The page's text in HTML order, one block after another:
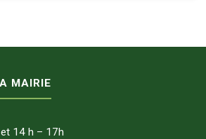
MAIRIE
14 h – 17h